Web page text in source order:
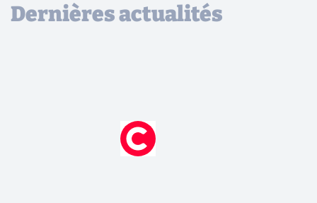
Dernières actualités